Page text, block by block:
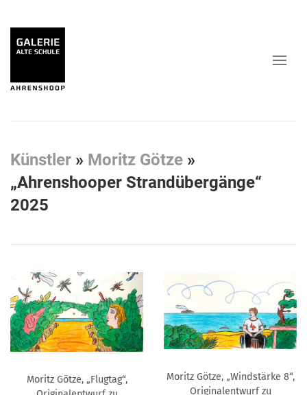
Künstler » Moritz Götze »
„Ahrenshooper Strandübergänge“
2025
Moritz Götze, „Flugtag“,
Moritz Götze, „Windstärke 8“,
Originalentwurf zu